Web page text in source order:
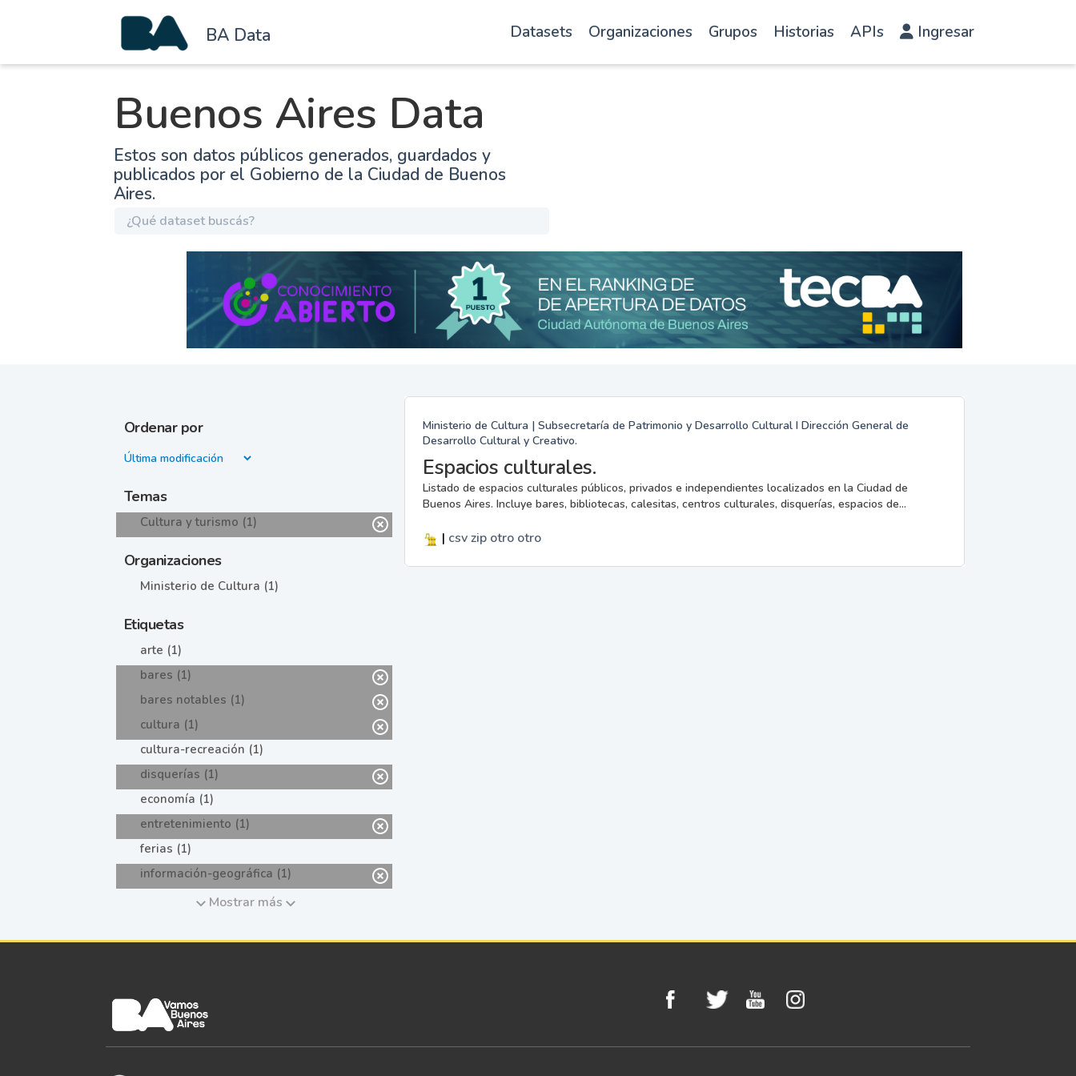
BA Data Datasets Organizaciones Grupos Historias APIs Ingresar
Buenos Aires Data
Estos son datos públicos generados, guardados y
publicados por el Gobierno de la Ciudad de Buenos
Aires.
Ordenar por
Temas
Cultura y turismo (1)
Organizaciones
Ministerio de Cultura (1)
Etiquetas
arte (1)
bares (1)
bares notables (1)
cultura (1)
cultura-recreación (1)
disquerías (1)
economía (1)
entretenimiento (1)
ferias (1)
información-geográfica (1)
Mostrar más
Ministerio de Cultura | Subsecretaría de Patrimonio y Desarrollo Cultural I Dirección General de
Desarrollo Cultural y Creativo.
Espacios culturales.
Listado de espacios culturales públicos, privados e independientes localizados en la Ciudad de
Buenos Aires. Incluye bares, bibliotecas, calesitas, centros culturales, disquerías, espacios de...
| csvzip otro otro